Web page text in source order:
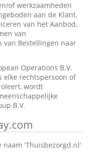
of werkzaamheden
aan de Klant,
van het Aanbod,
van
van Bestellingen naar
Operations B.V.
elke rechtspersoon of
wordt
B.V.
naam 'Thuisbezorgd.nl'